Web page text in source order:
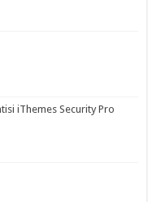
iThemes Security Pro